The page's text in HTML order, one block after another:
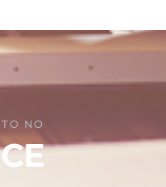
NO